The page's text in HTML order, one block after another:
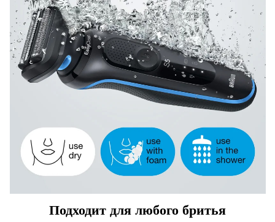
Подходит для любого бритья